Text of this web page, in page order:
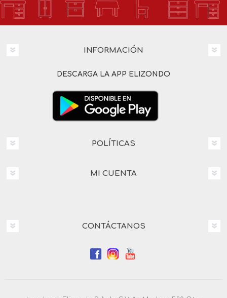
INFORMACIÓN
DESCARGA LA APP ELIZONDO
POLÍTICAS
MI CUENTA
CONTÁCTANOS